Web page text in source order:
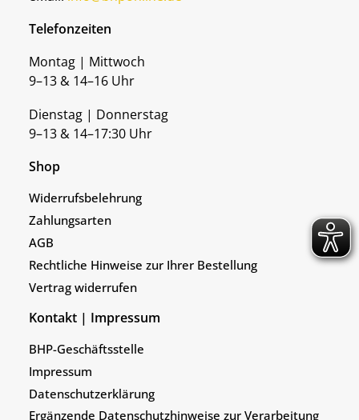
Telefonzeiten
Montag | Mittwoch
9–13 & 14–16 Uhr
Dienstag | Donnerstag
9–13 & 14–17:30 Uhr
Shop
Widerrufsbelehrung
Zahlungsarten
AGB
Rechtliche Hinweise zur Ihrer Bestellung
Vertrag widerrufen
Kontakt | Impressum
BHP-Geschäftsstelle
Impressum
Datenschutzerklärung
Ergänzende Datenschutzhinweise zur Verarbeitung